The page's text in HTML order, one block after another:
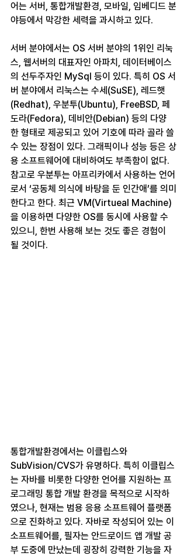
어는 서버, 통합개발환경, 모바일, 임베디드 분
야등에서 막강한 세력을 과시하고 있다.
서버 분야에서는 OS 서버 분야의 1위인 리눅
스, 웹서버의 대표자인 아파치, 데이터베이스
의 선두주자인 MySql 등이 있다. 특히 OS 서
버 분야에서 리눅스는 수세(SuSE), 레드햇
(Redhat), 우분투(Ubuntu), FreeBSD, 페
도라(Fedora), 데비안(Debian) 등의 다양
한 형태로 제공되고 있어 기호에 따라 골라 쓸
수 있는 장점이 있다. 그래픽이나 성능 등은 상
용 소프트웨어에 대비하여도 부족함이 없다.
참고로 우분투는 아프리카에서 사용하는 언어
로서 ‘공동체 의식에 바탕을 둔 인간애’를 의미
한다고 한다. 최근 VM(Virtueal Machine)
을 이용하면 다양한 OS를 동시에 사용할 수
있으니, 한번 사용해 보는 것도 좋은 경험이
될 것이다.
통합개발환경에서는 이클립스와
SubVision/CVS가 유명하다. 특히 이클립스
는 자바를 비롯한 다양한 언어를 지원하는 프
로그래밍 통합 개발 환경을 목적으로 시작하
였으나, 현재는 범용 응용 소프트웨어 플랫폼
으로 진화하고 있다. 자바로 작성되어 있는 이
소프트웨어를, 필자는 안드로이드 앱 개발 공
부 도중에 만났는데 굉장히 강력한 기능을 자